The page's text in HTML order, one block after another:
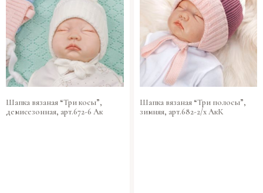
Шапка вязаная “Три косы”,
демисезонная, арт.672-6 Ак
Шапка вязаная “Три полосы”,
зимняя, арт.682-2/х АкК